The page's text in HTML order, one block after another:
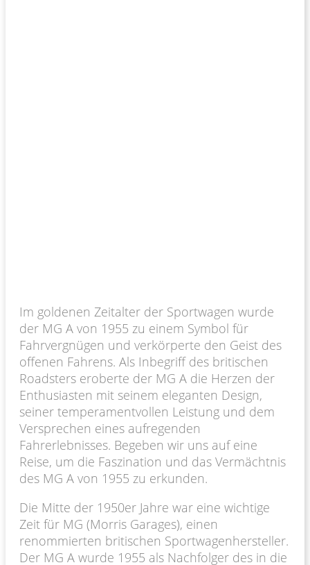
Im goldenen Zeitalter der Sportwagen wurde
der MG A von 1955 zu einem Symbol für
Fahrvergnügen und verkörperte den Geist des
offenen Fahrens. Als Inbegriff des britischen
Roadsters eroberte der MG A die Herzen der
Enthusiasten mit seinem eleganten Design,
seiner temperamentvollen Leistung und dem
Versprechen eines aufregenden
Fahrerlebnisses. Begeben wir uns auf eine
Reise, um die Faszination und das Vermächtnis
des MG A von 1955 zu erkunden.
Die Mitte der 1950er Jahre war eine wichtige
Zeit für MG (Morris Garages), einen
renommierten britischen Sportwagenhersteller.
Der MG A wurde 1955 als Nachfolger des in die